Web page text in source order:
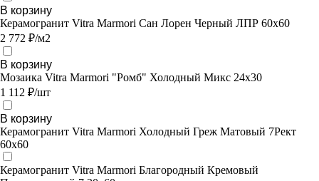
В корзину
Керамогранит Vitra Marmori Сан Лорен Черный ЛПР 60х60
2 772 ₽/м2
В корзину
Мозаика Vitra Marmori "Ромб" Холодный Микс 24х30
1 112 ₽/шт
В корзину
Керамогранит Vitra Marmori Холодный Греж Матовый 7Рект
60х60
Керамогранит Vitra Marmori Благородный Кремовый